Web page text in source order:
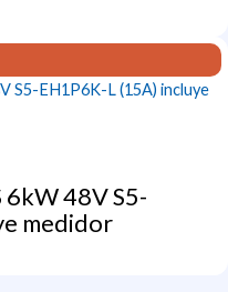
48V S5-
medidor